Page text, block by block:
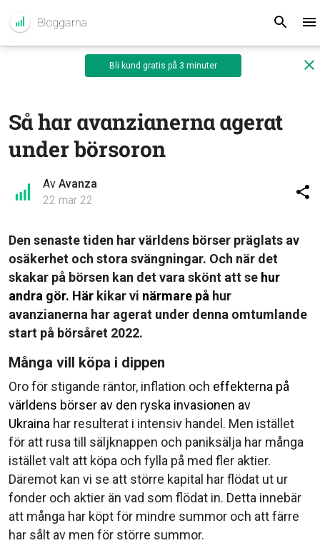
Bli kund gratis på 3 minuter
Så har avanzianerna agerat
under börsoron
Av Avanza
22 mar 22
Den senaste tiden har världens börser präglats av
osäkerhet och stora svängningar. Och när det
skakar på börsen kan det vara skönt att se hur
andra gör. Här kikar vi närmare på hur
avanzianerna har agerat under denna omtumlande
start på börsåret 2022.
Många vill köpa i dippen
Oro för stigande räntor, inflation och effekterna på
världens börser av den ryska invasionen av
Ukraina har resulterat i intensiv handel. Men istället
för att rusa till säljknappen och paniksälja har många
istället valt att köpa och fylla på med fler aktier.
Däremot kan vi se att större kapital har flödat ut ur
fonder och aktier än vad som flödat in. Detta innebär
att många har köpt för mindre summor och att färre
har sålt av men för större summor.